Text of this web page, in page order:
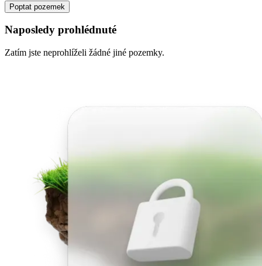
Poptat pozemek
Naposledy prohlédnuté
Zatím jste neprohlíželi žádné jiné pozemky.